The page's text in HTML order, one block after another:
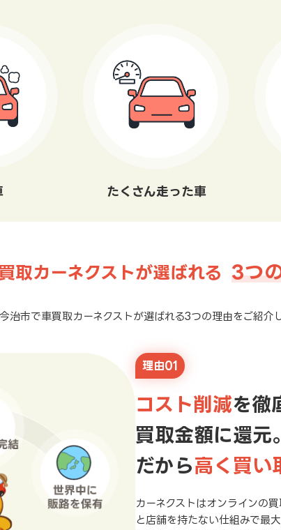
たくさん走った車
取カーネクストが選ばれる 3つ
治市で車買取カーネクストが選ばれる3つの理由をご紹介し
理由01
コスト削減を徹
買取金額に還元。
だから高く買い
カーネクストはオンラインの
と店舗を持たない仕組みで最大